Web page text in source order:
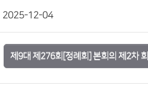
2025-12-04
제9대 제276회[정례회] 본회의 제2차